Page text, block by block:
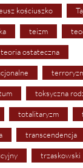
kościuszko
teizm
teoria ostateczna
toksyczna
totalitaryzm
transcendencja
trzaskowski